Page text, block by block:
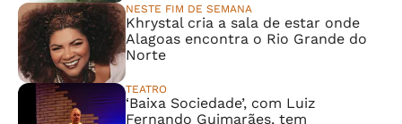
NESTE FIM DE SEMANA
Khrystal cria a sala de estar onde
Alagoas encontra o Rio Grande do
Norte
TEATRO
‘Baixa Sociedade’, com Luiz
Fernando Guimarães, tem